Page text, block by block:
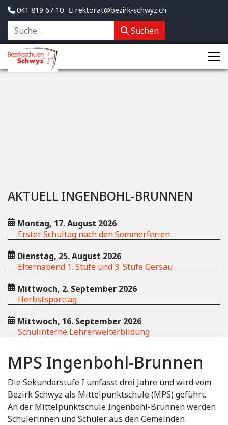
041 819 67 10 rektorat@bezirk-schwyz.ch
Suchen
Suchen
AKTUELL INGENBOHL-BRUNNEN
Montag, 17. August 2026
Erster Schultag nach den Sommerferien
Dienstag, 25. August 2026
Elternabend 1. Stufe und 3. Stufe Gersau
Mittwoch, 2. September 2026
Herbstsporttag
Mittwoch, 16. September 2026
Schulinterne Lehrerweiterbildung
MPS Ingenbohl-Brunnen
Die Sekundarstufe I umfasst drei Jahre und wird vom
Bezirk Schwyz als Mittelpunktschule (MPS) geführt.
An der Mittelpunktschule Ingenbohl-Brunnen werden
Schülerinnen und Schüler aus den Gemeinden